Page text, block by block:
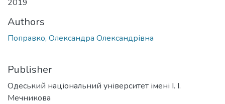
2019
Authors
Поправко, Олександра Олександрівна
Publisher
Одеський національний університет імені І. І.
Мечникова